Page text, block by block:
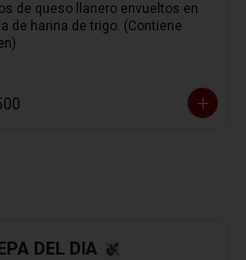
de queso llanero envueltos en
de harina de trigo. (Contiene
DEL DIA